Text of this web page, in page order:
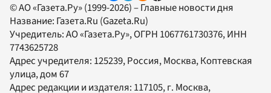
© АО «Газета.Ру» (1999-2026) – Главные новости дня
Название: Газета.Ru (Gazeta.Ru)
Учредитель:АО «Газета.Ру», ОГРН 1067761730376, ИНН
7743625728
Адрес учредителя: 125239, Россия, Москва, Коптевская
улица, дом 67
Адрес редакции и издателя: 117105, г. Москва,